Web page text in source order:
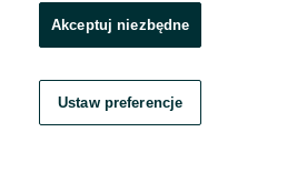
Akceptuj niezbędne
Ustaw preferencje